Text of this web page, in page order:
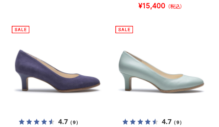
¥15,400（税込）
4.7（9） 4.7（9）